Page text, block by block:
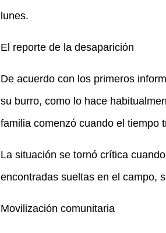
lunes.
El reporte de la desaparición
De acuerdo con los primeros
su burro, como lo hace
familia comenzó cuando el tiempo
La situación se tornó crítica
encontradas sueltas en el campo,
Movilización comunitaria